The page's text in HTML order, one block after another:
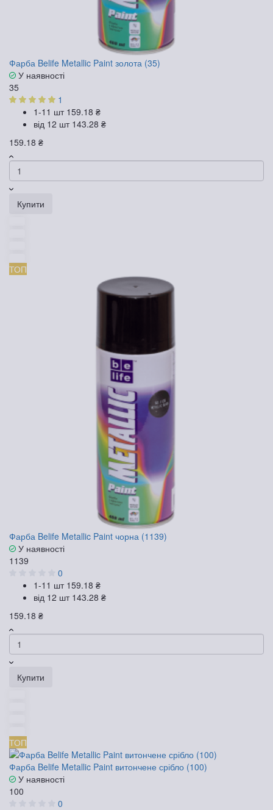
Фарба Belife Metallic Paint золота (35)
У наявності
35
1
1-11 шт 159.18 ₴
від 12 шт 143.28 ₴
159.18 ₴
Купити
ТОП
Фарба Belife Metallic Paint чорна (1139)
У наявності
1139
0
1-11 шт 159.18 ₴
від 12 шт 143.28 ₴
159.18 ₴
Купити
ТОП
Фарба Belife Metallic Paint витончене срібло (100)
У наявності
100
0